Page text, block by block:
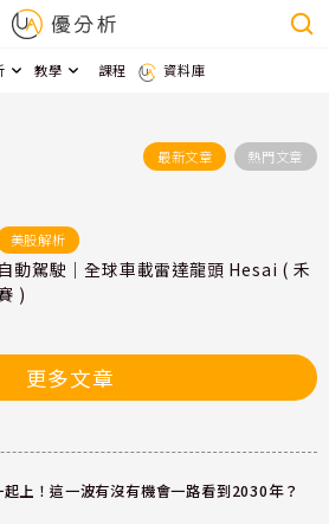
教學 課程 資料庫
最新文章 熱門文章
美股解析
自動駕駛｜全球車載雷達龍頭 Hesai ( 禾
)
更多文章
上！這一波有沒有機會一路看到2030年？